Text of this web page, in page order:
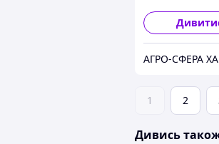
АГРО-СФЕРА ХА
1 2
Дивись